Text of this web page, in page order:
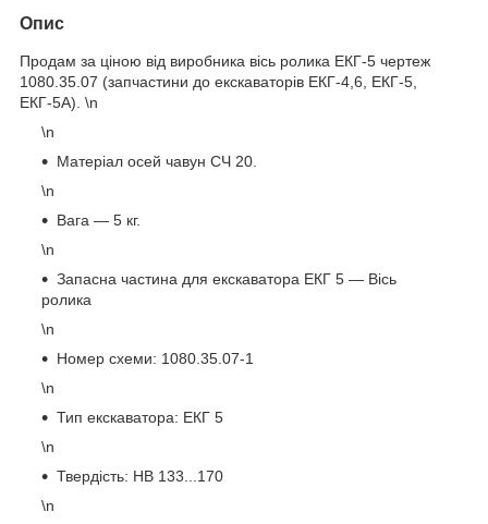
Опис
Продам за ціною від виробника вісь ролика ЕКГ-5 чертеж
1080.35.07 (запчастини до екскаваторів ЕКГ-4,6, ЕКГ-5,
ЕКГ-5А). \n
\n
Матеріал осей чавун СЧ 20.
\n
Вага — 5 кг.
\n
Запасна частина для екскаватора ЕКГ 5 — Вісь
ролика
\n
Номер схеми: 1080.35.07-1
\n
Тип екскаватора: ЕКГ 5
\n
Твердість: НВ 133...170
\n